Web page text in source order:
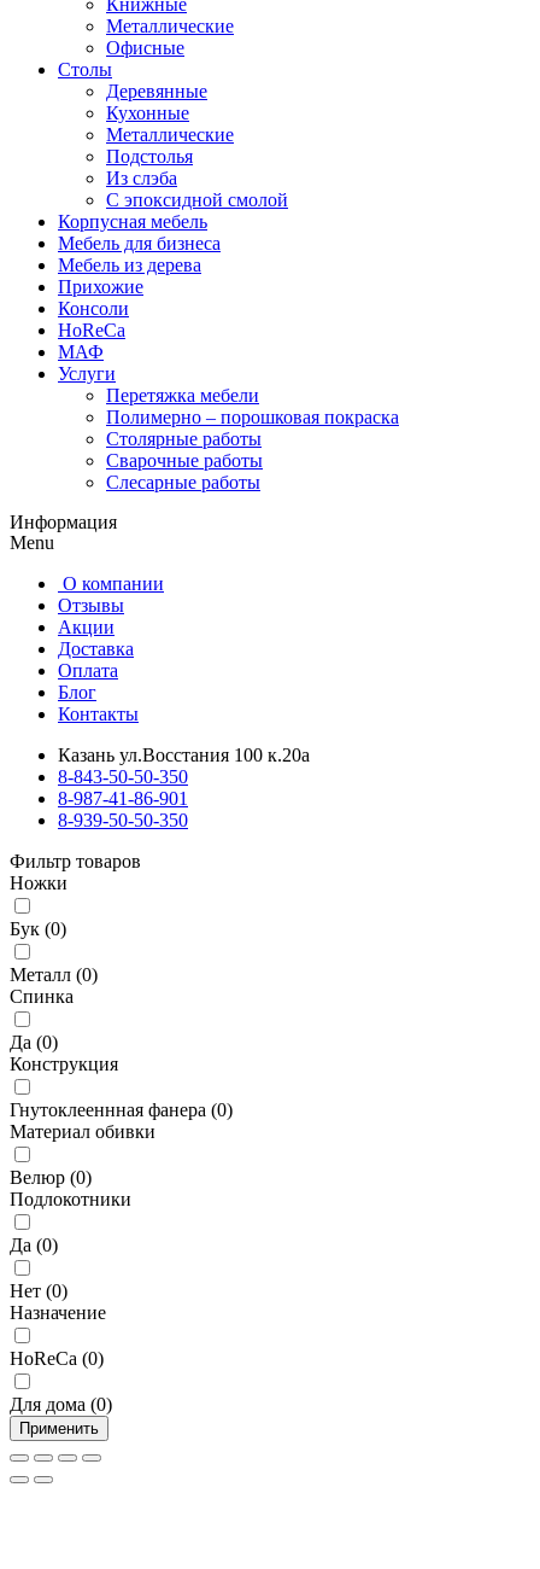
Книжные
Металлические
Офисные
Столы
Деревянные
Кухонные
Металлические
Подстолья
Из слэба
С эпоксидной смолой
Корпусная мебель
Мебель для бизнеса
Мебель из дерева
Прихожие
Консоли
HoReCa
МАФ
Услуги
Перетяжка мебели
Полимерно – порошковая покраска
Столярные работы
Сварочные работы
Слесарные работы
Информация
Menu
О компании
Отзывы
Акции
Доставка
Оплата
Блог
Контакты
Казань ул.Восстания 100 к.20а
8-843-50-50-350
8-987-41-86-901
8-939-50-50-350
Фильтр товаров
Ножки
Бук (0)
Металл (0)
Спинка
Да (0)
Конструкция
Гнутоклееннная фанера (0)
Материал обивки
Велюр (0)
Подлокотники
Да (0)
Нет (0)
Назначение
HoReCa (0)
Для дома (0)
Применить